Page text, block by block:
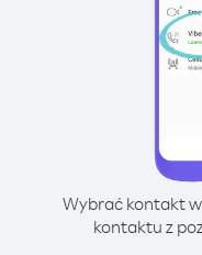
Wybrać kontakt
kontaktu z